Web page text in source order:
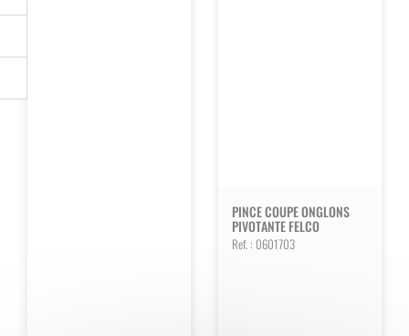
PINCE COUPE ONGLONS
PIVOTANTE FELCO
Ref. : 0601703